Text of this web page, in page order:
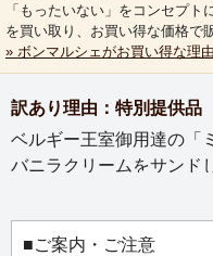
「もったいない」をコンセプ
を買い取り、お買い得な価格で
» ボンマルシェがお買い得な理由
訳あり理由：特別提供品
ベルギー王室御用達の「
バニラクリームをサンド
細な生地と、甘く華や
一品。気品あるティータ
■ご案内・ご注意